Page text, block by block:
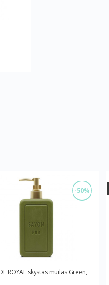
-50%
ROYAL skystas muilas Green,